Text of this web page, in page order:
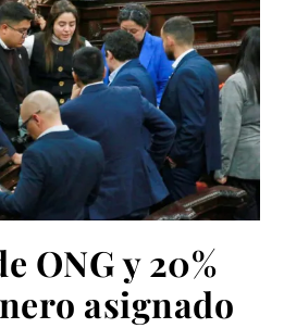
ONG y 20%
asignado